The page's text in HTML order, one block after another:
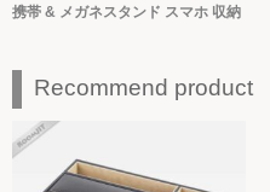
携帯 & メガネスタンド スマホ 収納
Recommend product